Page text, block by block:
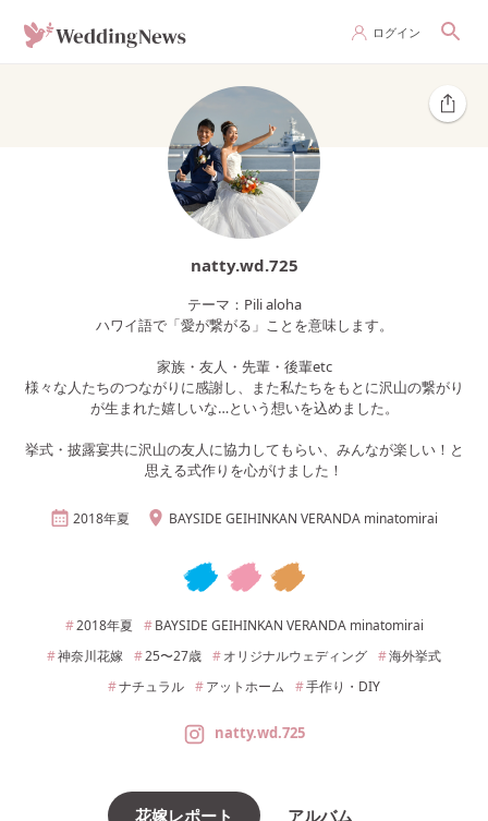
ログイン
natty.wd.725
テーマ：Pili aloha
ハワイ語で「愛が繋がる」ことを意味します。
家族・友人・先輩・後輩etc
様々な人たちのつながりに感謝し、また私たちをもとに沢山の繋がり
が生まれた嬉しいな…という想いを込めました。
挙式・披露宴共に沢山の友人に協力してもらい、みんなが楽しい！と
思える式作りを心がけました！
2018年夏 BAYSIDE GEIHINKAN VERANDA minatomirai
2018年夏
BAYSIDE GEIHINKAN VERANDA minatomirai
神奈川花嫁 25〜27歳 オリジナルウェディング
海外挙式
ナチュラル
アットホーム 手作り・DIY
natty.wd.725
花嫁レポート アルバム